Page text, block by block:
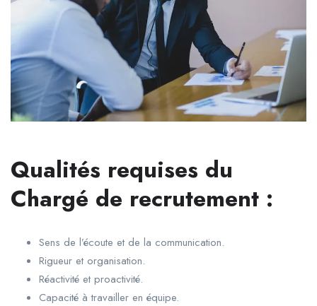
Qualités requises du
Chargé de recrutement :
Sens de l’écoute et de la communication.
Rigueur et organisation.
Réactivité et proactivité.
Capacité à travailler en équipe.